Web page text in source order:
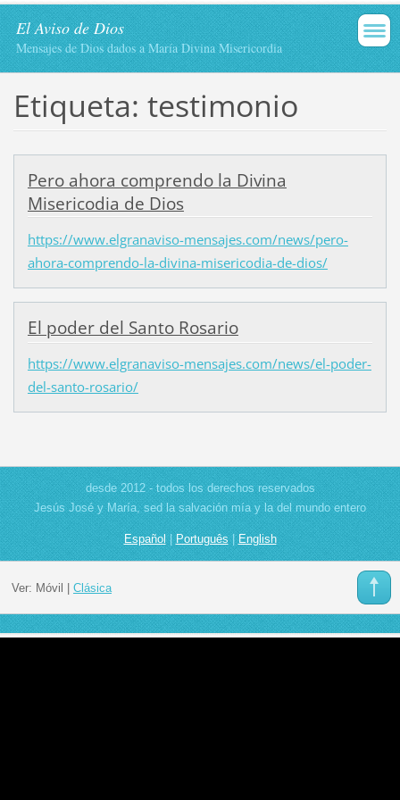
El Aviso de Dios
Mensajes de Dios dados a María Divina Misericordia
Etiqueta: testimonio
Pero ahora comprendo la Divina
Misericodia de Dios
https://www.elgranaviso-mensajes.com/news/pero-
ahora-comprendo-la-divina-misericodia-de-dios/
El poder del Santo Rosario
https://www.elgranaviso-mensajes.com/news/el-poder-
del-santo-rosario/
desde 2012 - todos los derechos reservados
Jesús José y María, sed la salvación mía y la del mundo entero
Español |Português|English
Ver: Móvil Clásica